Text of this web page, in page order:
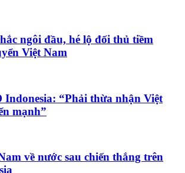
ngôi đầu, hé lộ đối thủ tiềm
Việt Nam
“Phải thừa nhận Việt
mạnh”
về nước sau chiến thắng trên